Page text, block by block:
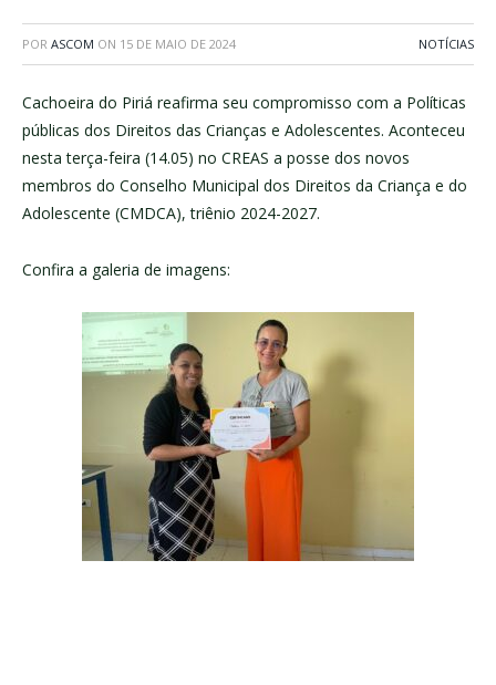
POR ASCOM ON 15 DE MAIO DE 2024 NOTÍCIAS
Cachoeira do Piriá reafirma seu compromisso com a Políticas
públicas dos Direitos das Crianças e Adolescentes. Aconteceu
nesta terça-feira (14.05) no CREAS a posse dos novos
membros do Conselho Municipal dos Direitos da Criança e do
Adolescente (CMDCA), triênio 2024-2027.
Confira a galeria de imagens: